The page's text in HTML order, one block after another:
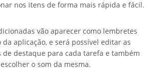
nos itens de forma mais rápida e fácil.
vão aparecer como lembretes
aplicação, e será possível editar as
de destaque para cada tarefa e também
o som da mesma.